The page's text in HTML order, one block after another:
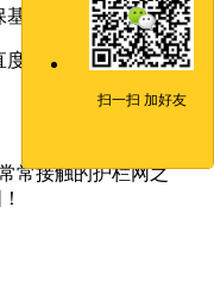
保基坑尺寸。
进行检测，对局部进
常接触的护栏网之
扫一扫 加好友